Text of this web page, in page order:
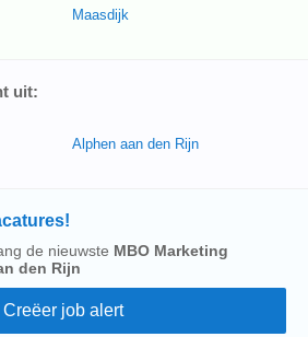
Maasdijk
uit:
Alphen aan den Rijn
de nieuwste MBO Marketing
den Rijn